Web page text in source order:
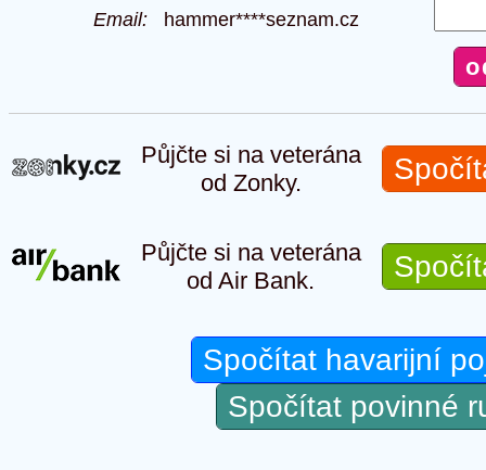
Email: hammer****seznam.cz
Půjčte si na veterána
od Zonky.
Půjčte si na veterána
od Air Bank.
Spočítat havarijní
Spočítat povinné